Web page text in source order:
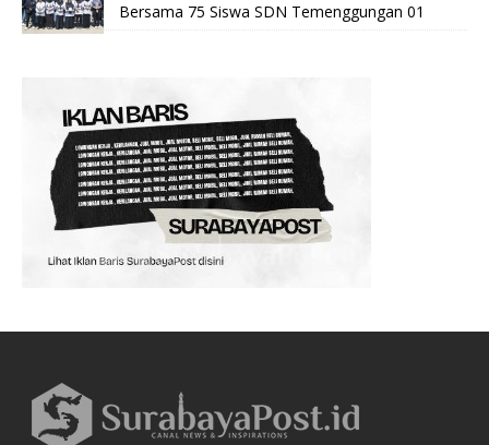
Bersama 75 Siswa SDN Temenggungan 01